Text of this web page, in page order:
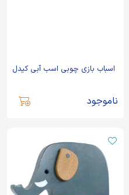
اسباب بازی چوبی اسب آبی کیدل
ناموجود